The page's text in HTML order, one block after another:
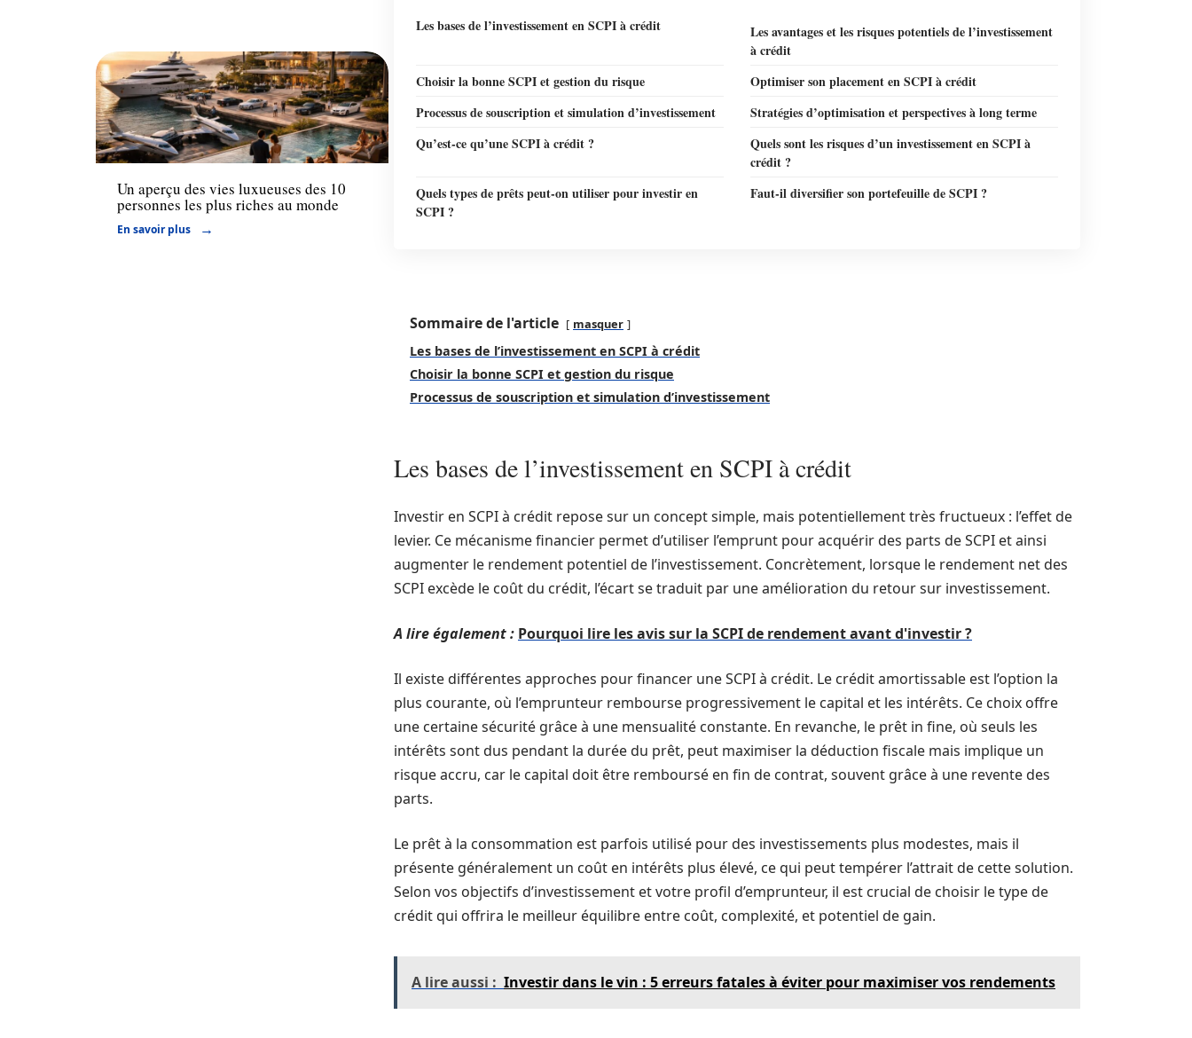
Actu
Un aperçu des vies luxueuses des 10
personnes les plus riches au monde
En savoir plus
Les bases de l’investissement en SCPI à crédit
Les avantages et les risques potentiels de l’investissement
à crédit
Choisir la bonne SCPI et gestion du risque
Optimiser son placement en SCPI à crédit
Processus de souscription et simulation d’investissement
Stratégies d’optimisation et perspectives à long terme
Qu’est-ce qu’une SCPI à crédit ?
Quels sont les risques d’un investissement en SCPI à
crédit ?
Quels types de prêts peut-on utiliser pour investir en
SCPI ?
Faut-il diversifier son portefeuille de SCPI ?
Sommaire de l'article masquer
Les bases de l’investissement en SCPI à crédit
Choisir la bonne SCPI et gestion du risque
Processus de souscription et simulation d’investissement
Les bases de l’investissement en SCPI à crédit
Investir en SCPI à crédit repose sur un concept simple, mais potentiellement très fructueux : l’effet de
levier. Ce mécanisme financier permet d’utiliser l’emprunt pour acquérir des parts de SCPI et ainsi
augmenter le rendement potentiel de l’investissement. Concrètement, lorsque le rendement net des
SCPI excède le coût du crédit, l’écart se traduit par une amélioration du retour sur investissement.
A lire également : Pourquoi lire les avis sur la SCPI de rendement avant d'investir ?
Il existe différentes approches pour financer une SCPI à crédit. Le crédit amortissable est l’option la
plus courante, où l’emprunteur rembourse progressivement le capital et les intérêts. Ce choix offre
une certaine sécurité grâce à une mensualité constante. En revanche, le prêt in fine, où seuls les
intérêts sont dus pendant la durée du prêt, peut maximiser la déduction fiscale mais implique un
risque accru, car le capital doit être remboursé en fin de contrat, souvent grâce à une revente des
parts.
Le prêt à la consommation est parfois utilisé pour des investissements plus modestes, mais il
présente généralement un coût en intérêts plus élevé, ce qui peut tempérer l’attrait de cette solution.
Selon vos objectifs d’investissement et votre profil d’emprunteur, il est crucial de choisir le type de
crédit qui offrira le meilleur équilibre entre coût, complexité, et potentiel de gain.
A lire aussi : Investir dans le vin : 5 erreurs fatales à éviter pour maximiser vos rendements